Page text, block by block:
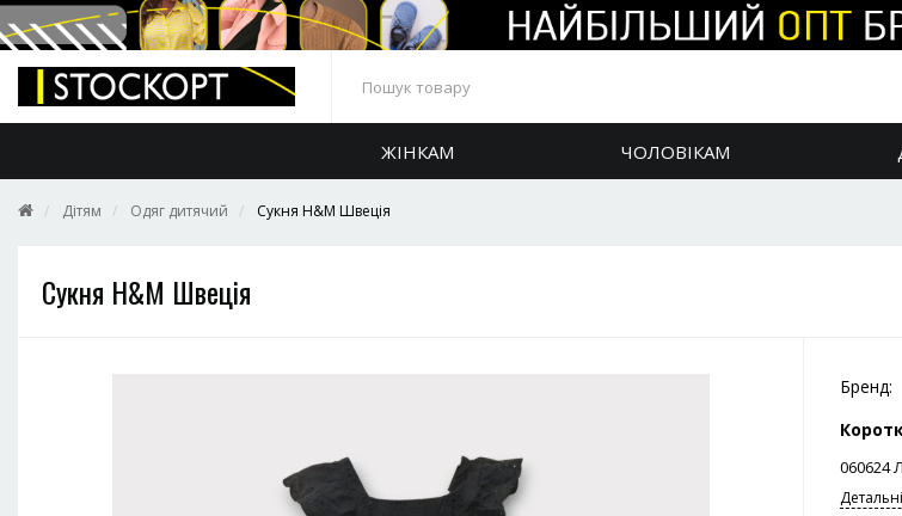
ЖІНКАМ ЧОЛОВІКАМ
Дітям Одяг дитячий Сукня H&M Швеція
Сукня H&M Швеція
Бренд:
060624 Л